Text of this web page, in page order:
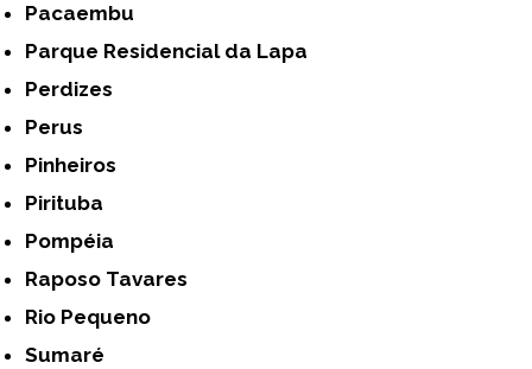
Pacaembu
Parque Residencial da Lapa
Perdizes
Perus
Pinheiros
Pirituba
Pompéia
Raposo Tavares
Rio Pequeno
Sumaré